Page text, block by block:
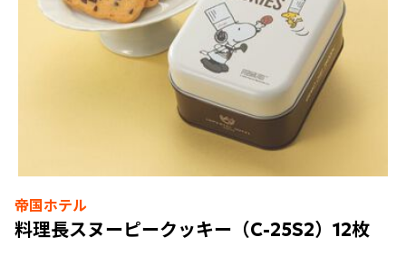
帝国ホテル
料理長スヌーピークッキー（C-25S2）12枚